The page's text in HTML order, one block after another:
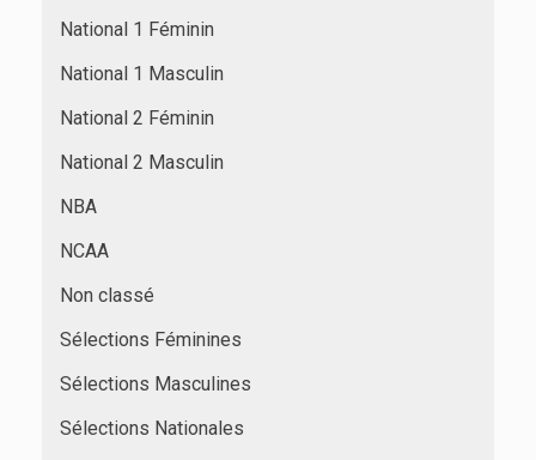
National 1 Féminin
National 1 Masculin
National 2 Féminin
National 2 Masculin
NBA
NCAA
Non classé
Sélections Féminines
Sélections Masculines
Sélections Nationales